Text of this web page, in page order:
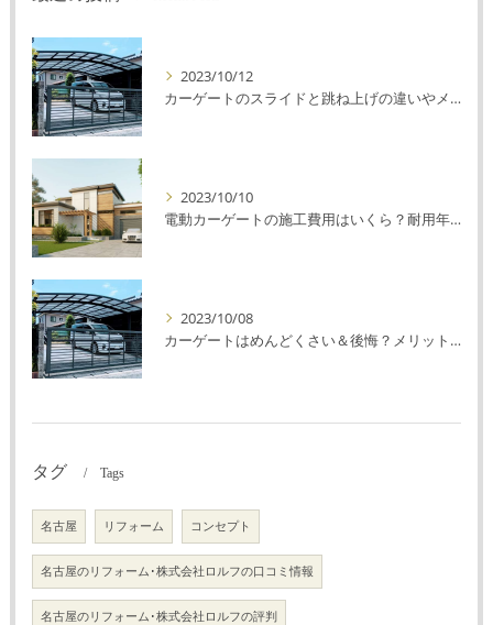
2023/10/12
カーゲートのスライドと跳ね上げの違いやメリットデメリットを解説！
2023/10/10
電動カーゲートの施工費用はいくら？耐用年数や注意点を解説！
2023/10/08
カーゲートはめんどくさい＆後悔？メリット・デメリットを解説！
タグ Tags
名古屋 リフォーム コンセプト
名古屋のリフォーム･株式会社ロルフの口コミ情報
名古屋のリフォーム･株式会社ロルフの評判